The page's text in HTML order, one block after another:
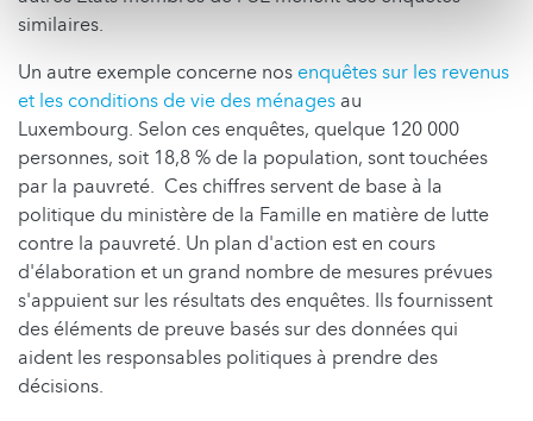
similaires.
Un autre exemple concerne nos enquêtes sur les revenus
et les conditions de vie des ménages au
Luxembourg. Selon ces enquêtes, quelque 120 000
personnes, soit 18,8 % de la population, sont touchées
par la pauvreté. Ces chiffres servent de base à la
politique du ministère de la Famille en matière de lutte
contre la pauvreté. Un plan d'action est en cours
d'élaboration et un grand nombre de mesures prévues
s'appuient sur les résultats des enquêtes. Ils fournissent
des éléments de preuve basés sur des données qui
aident les responsables politiques à prendre des
décisions.